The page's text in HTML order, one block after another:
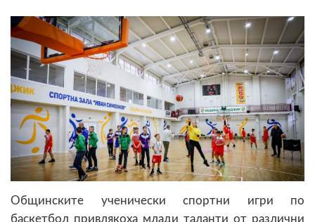
Общинските ученически спортни игри по
баскетбол привлякоха млади таланти от различни